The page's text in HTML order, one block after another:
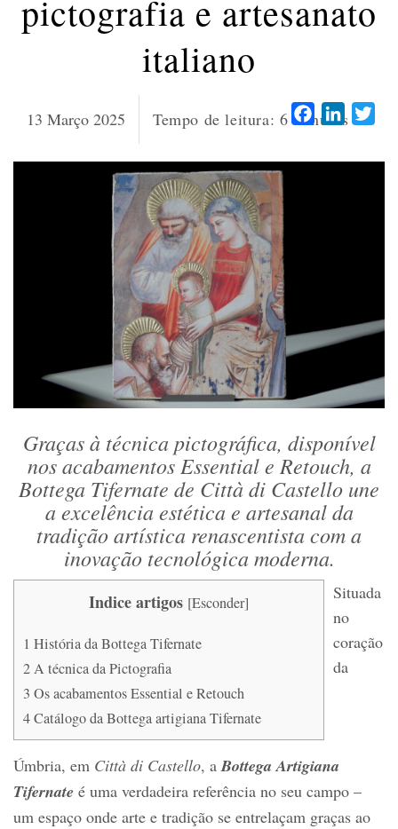
pictografia e artesanato
italiano
13 Março 2025 Tempo de leitura: 6 minutosFacebook
Graças à técnica pictográfica, disponível
nos acabamentos Essential e Retouch, a
Bottega Tifernate de Città di Castello une
a excelência estética e artesanal da
tradição artística renascentista com a
inovação tecnológica moderna.
Indice artigos [Esconder]
1 História da Bottega Tifernate
2A técnica da Pictografia
3 Os acabamentos Essential e Retouch
4Catálogo da Bottega artigiana Tifernate
Situada
no
coração
da
Úmbria, em Città di Castello, aBottega Artigiana
Tifernate é uma verdadeira referência no seu campo –
um espaço onde arte e tradição se entrelaçam graças ao